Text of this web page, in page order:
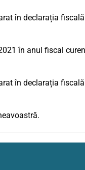
în declarația
în anul fiscal
în declarația